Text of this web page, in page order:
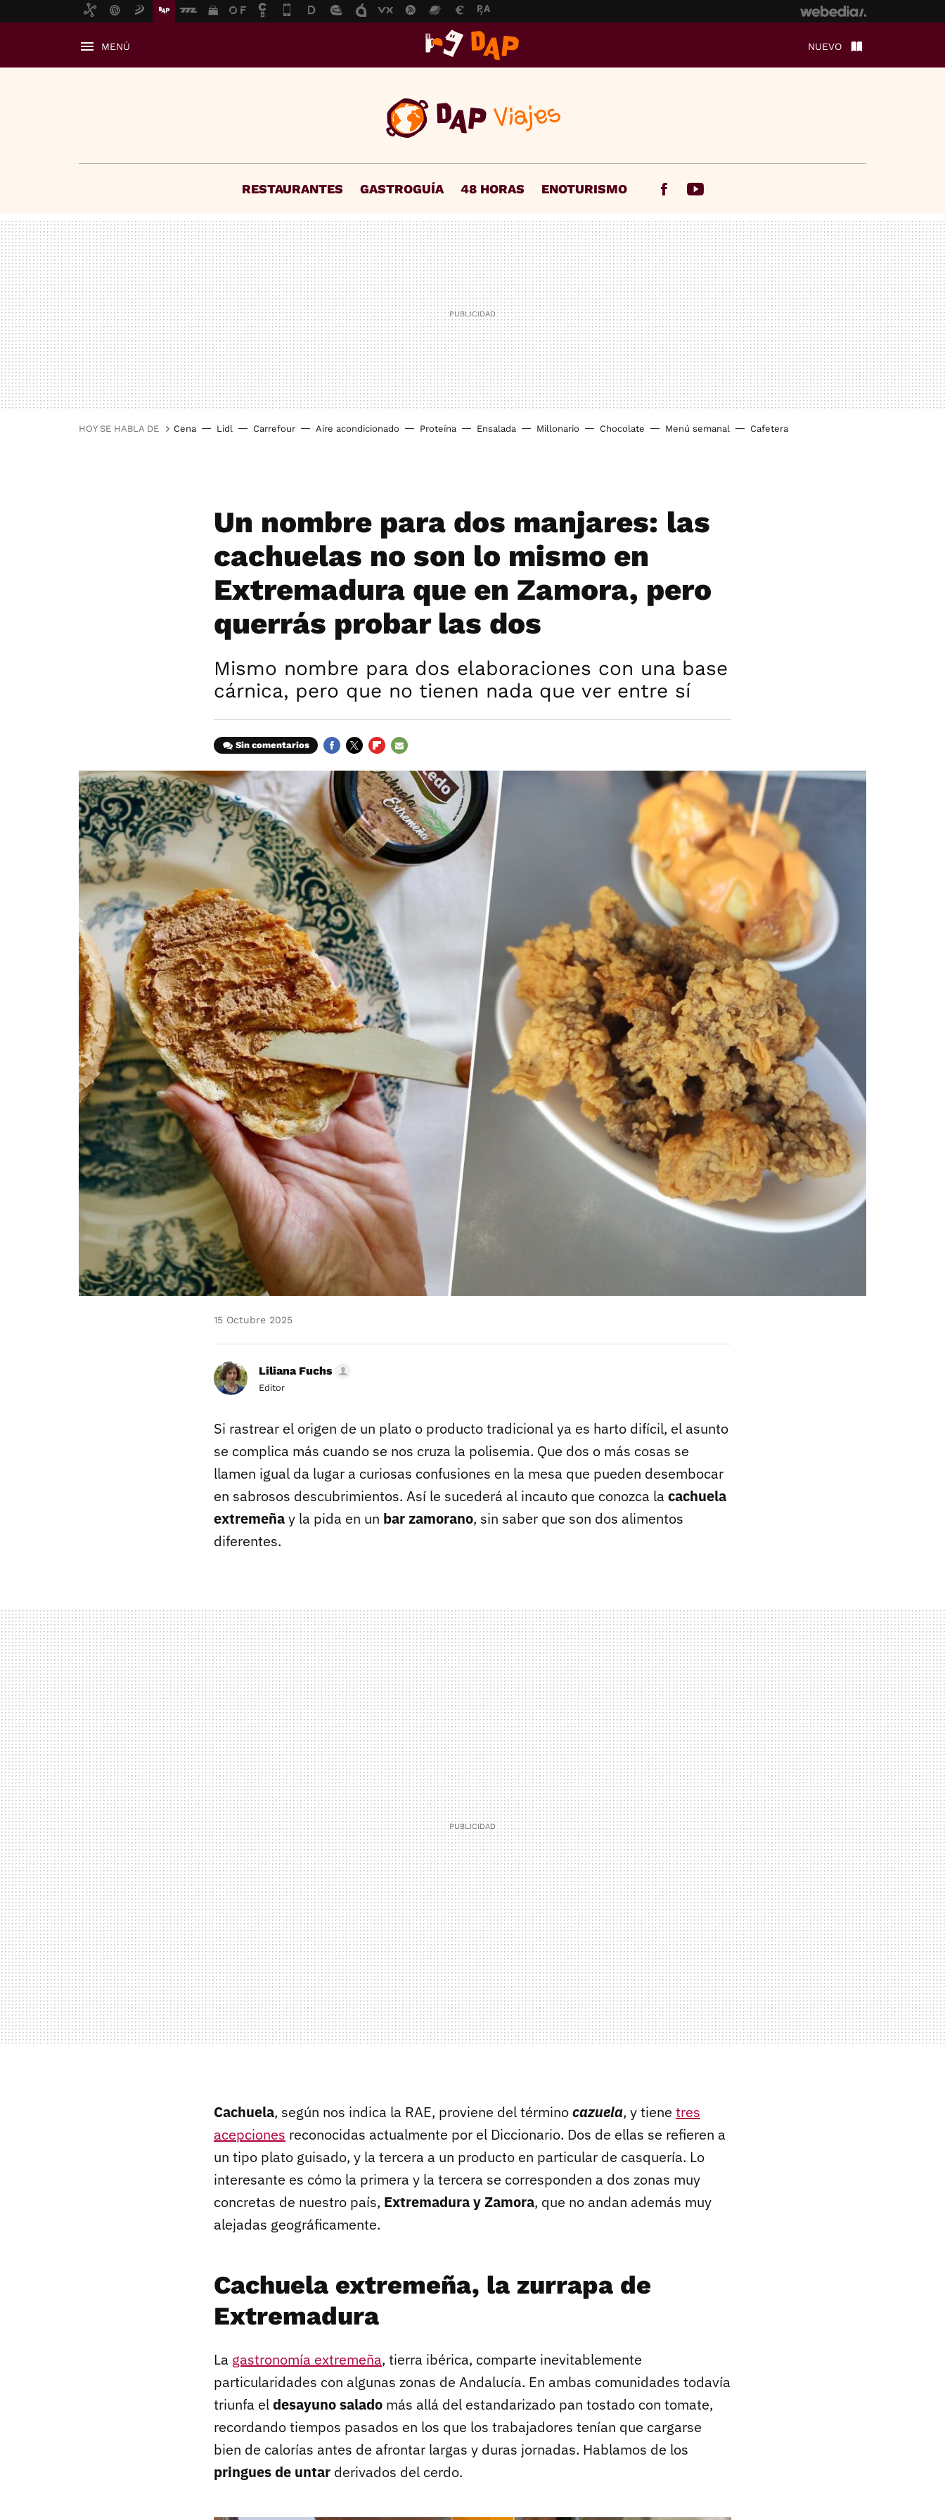
MENÚ NUEVO
RESTAURANTES GASTROGUÍA 48 HORAS ENOTURISMO FacebookYoutube
HOY SE HABLA DE Cena Lidl Carrefour Aire acondicionado Proteína Ensalada Millonario Chocolate Menú semanal Cafetera
Un nombre para dos manjares: las
cachuelas no son lo mismo en
Extremadura que en Zamora, pero
querrás probar las dos
Mismo nombre para dos elaboraciones con una base
cárnica, pero que no tienen nada que ver entre sí
Sin comentarios
MAIL
15 Octubre 2025
Liliana Fuchs
Editor
Si rastrear el origen de un plato o producto tradicional ya es harto difícil, el asunto
se complica más cuando se nos cruza la polisemia. Que dos o más cosas se
llamen igual da lugar a curiosas confusiones en la mesa que pueden desembocar
en sabrosos descubrimientos. Así le sucederá al incauto que conozca la cachuela
extremeñay la pida en un bar zamorano, sin saber que son dos alimentos
diferentes.
Cachuela, según nos indica la RAE, proviene del términocazuela, y tiene tres
acepciones reconocidas actualmente por el Diccionario. Dos de ellas se refieren a
un tipo plato guisado, y la tercera a un producto en particular de casquería. Lo
interesante es cómo la primera y la tercera se corresponden a dos zonas muy
concretas de nuestro país, Extremadura y Zamora, que no andan además muy
alejadas geográficamente.
Cachuela extremeña, la zurrapa de
Extremadura
La gastronomía extremeña, tierra ibérica, comparte inevitablemente
particularidades con algunas zonas de Andalucía. En ambas comunidades todavía
triunfa eldesayuno salado más allá del estandarizado pan tostado con tomate,
recordando tiempos pasados en los que los trabajadores tenían que cargarse
bien de calorías antes de afrontar largas y duras jornadas. Hablamos de los
pringues de untar derivados del cerdo.